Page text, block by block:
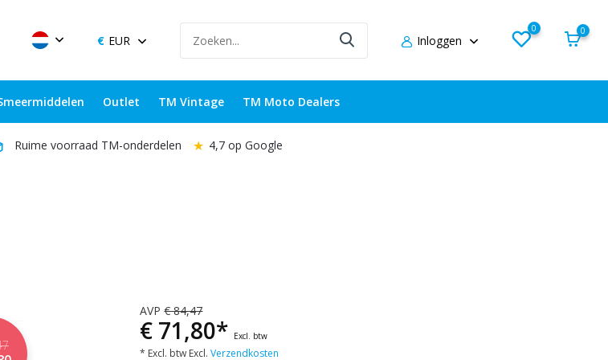
EUR Inloggen
0 0
Outlet TM Vintage TM Moto Dealers
Ruime voorraad TM-onderdelen ★ 4,7 op Google
AVP€ 84,47
€ 71,80* Excl. btw
* Excl. btw Excl.Verzendkosten